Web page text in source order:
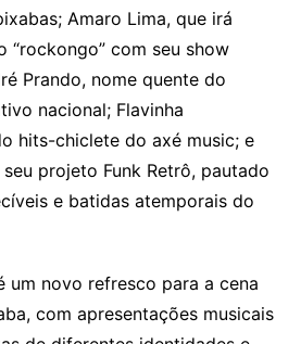
Amaro Lima, que irá
“rockongo” com seu show
Prando, nome quente do
nacional; Flavinha
hits-chiclete do axé music; e
projeto Funk Retrô, pautado
e batidas atemporais do
um novo refresco para a cena
com apresentações musicais